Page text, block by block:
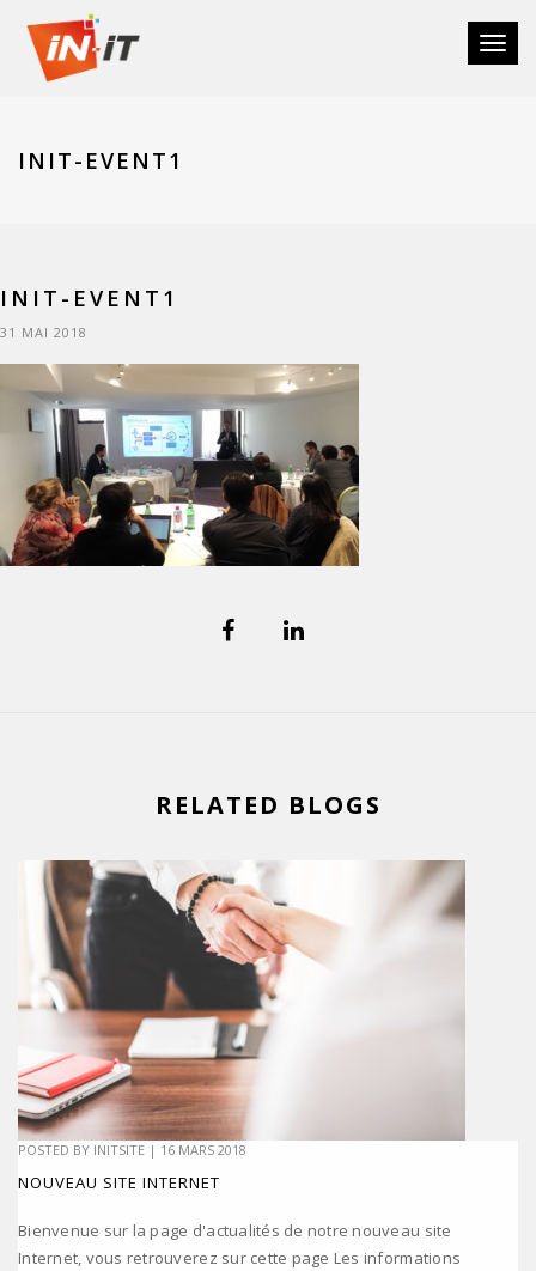
Toggle
INIT-EVENT1
INIT-EVENT1
31 MAI 2018
RELATED BLOGS
POSTED BY INITSITE | 16 MARS 2018
NOUVEAU SITE INTERNET
Bienvenue sur la page d'actualités de notre nouveau site
Internet, vous retrouverez sur cette page Les informations